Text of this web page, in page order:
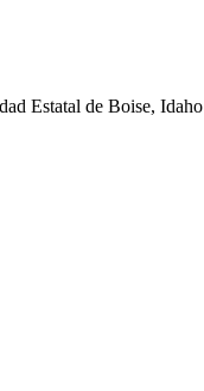
Estatal de Boise, Idaho